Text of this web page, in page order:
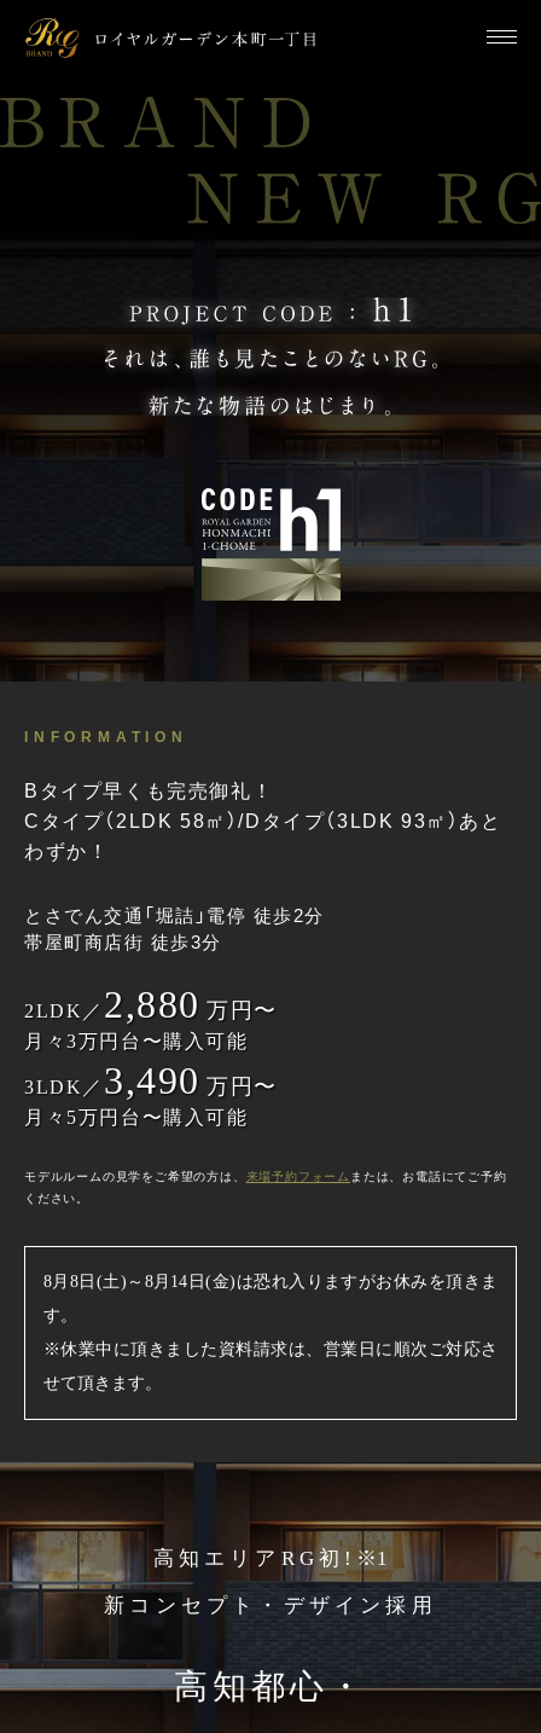
INFORMATION
Bタイプ早くも完売御礼！
Cタイプ（2LDK 58㎡）/Dタイプ（3LDK 93㎡）あと
わずか！
とさでん交通「堀詰」電停 徒歩2分
帯屋町商店街 徒歩3分
2LDK／ 2,880 万円〜
月々3万円台〜購入可能
3LDK／ 3,490 万円〜
月々5万円台〜購入可能
モデルルームの見学をご希望の方は、 来場予約フォーム または、お電話にてご予約
ください。
8月8日(土)～8月14日(金)は恐れ入りますがお休みを頂きま
す。
※休業中に頂きました資料請求は、営業日に順次ご対応さ
せて頂きます。
高知エリアRG初!※1
新コンセプト・デザイン採用
高知都心・